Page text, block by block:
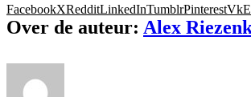
FacebookXRedditLinkedInTumblrPinterestVk
Over de auteur: Alex